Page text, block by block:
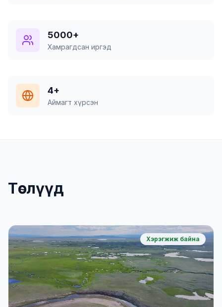
5000+
Хамрагдсан иргэд
4+
Аймагт хүрсэн
Төслүүд
Хэрэгжиж байна